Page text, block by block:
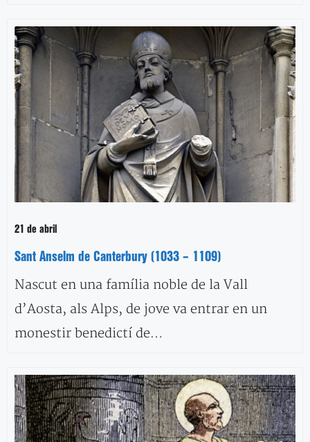
21 de abril
Sant Anselm de Canterbury (1033 – 1109)
Nascut en una família noble de la Vall
d’Aosta, als Alps, de jove va entrar en un
monestir benedictí de…